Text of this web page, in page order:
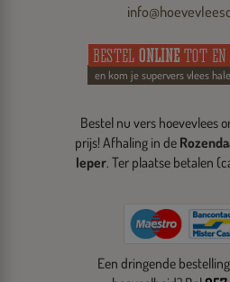
BESTELONLINE TOT EN
en kom je supervers vlees
Bestel nu vers hoevevlees
prijs! Afhaling in de
Ieper. Ter plaatse betalen
Een dringende